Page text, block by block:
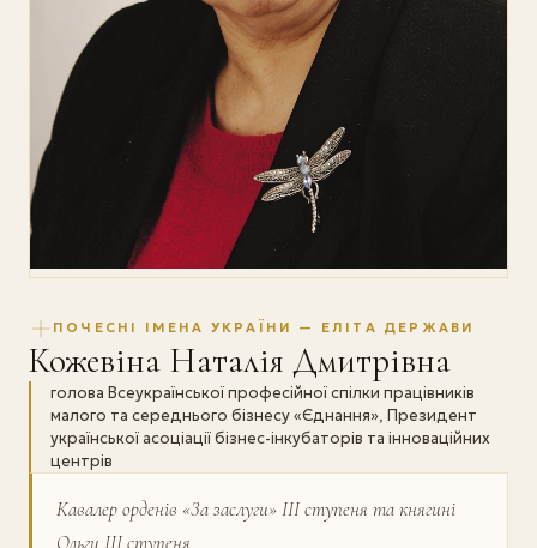
ПОЧЕСНІ ІМЕНА УКРАЇНИ — ЕЛІТА ДЕРЖАВИ
Кожевіна Наталія Дмитрівна
голова Всеукраїнської професійної спілки працівників
малого та середнього бізнесу «Єднання», Президент
української асоціації бізнес-інкубаторів та інноваційних
центрів
Кавалер орденів «За заслуги» ІІІ ступеня та княгині
Ольги ІІІ ступеня